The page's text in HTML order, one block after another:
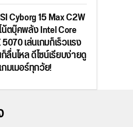
Cyborg 15 Max C2W
น้ตบุ๊คพลัง Intel Core
เล่นเกมก็เร็วแรง
ลื่นไหล ดีไซน์เรียบง่ายดู
มเมอร์ทุกวัย!